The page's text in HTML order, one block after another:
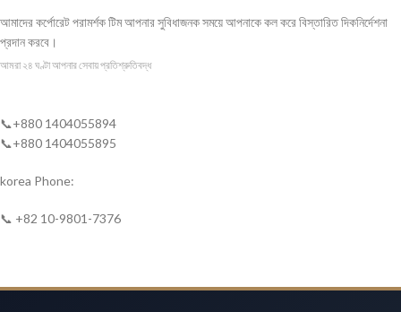
আমাদের কর্পোরেট পরামর্শক টিম আপনার সুবিধাজনক সময়ে আপনাকে কল করে বিস্তারিত দিকনির্দেশনা
প্রদান করবে।
আমরা ২৪ ঘণ্টা আপনার সেবায় প্রতিশ্রুতিবদ্ধ
📞+880 1404055894
📞+880 1404055895
korea Phone:
📞 +82 10-9801-7376